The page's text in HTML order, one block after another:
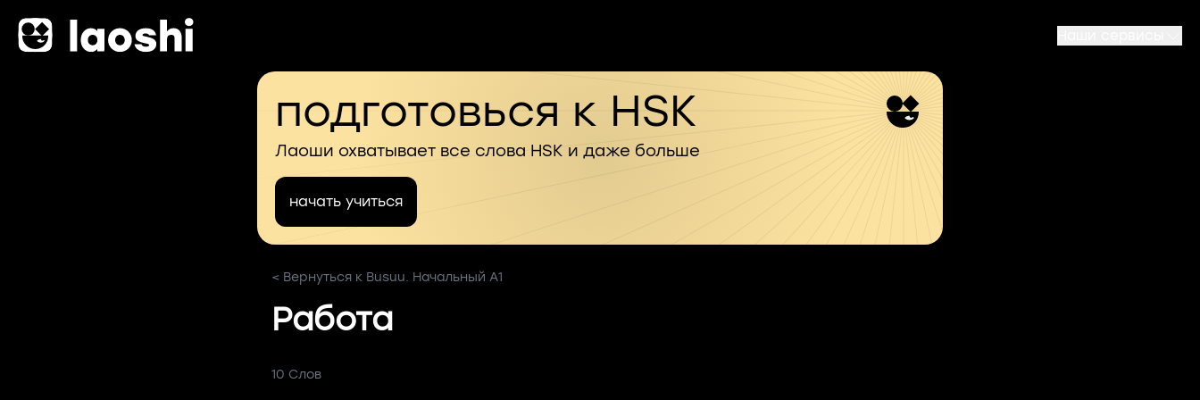
подготовься к HSK
Лаоши охватывает все слова HSK и даже больше
начать учиться
< Вернуться к Busuu. Начальный A1
Работа
10 Слов